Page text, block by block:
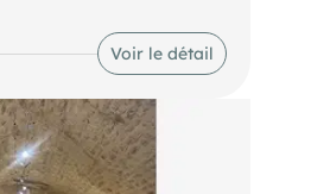
Centre de santé de
privatives face
distincts (idéal pour
labo...)
stationnement aux
Voir le détail